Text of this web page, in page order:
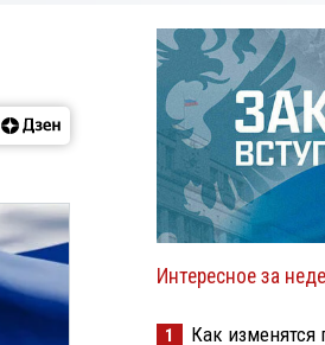
Интересное за
1
Как изменятся